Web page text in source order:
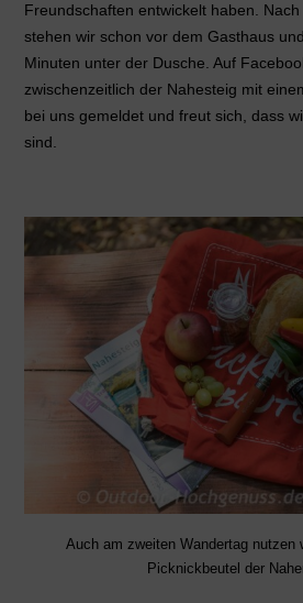
Freundschaften entwickelt haben.
stehen wir schon vor dem Gasthaus
Minuten unter der Dusche. Auf
zwischenzeitlich der Nahesteig mit
bei uns gemeldet und freut sich, dass
sind.
Auch am zweiten Wandertag nutzen
Picknickbeutel der